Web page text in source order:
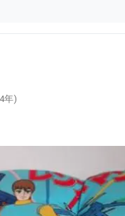
年)